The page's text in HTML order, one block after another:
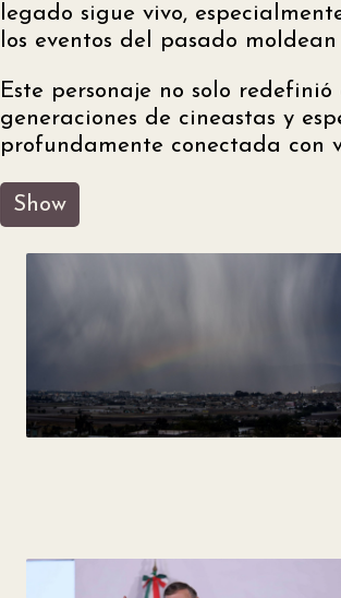
legado sigue vivo,
los eventos del pasado
Este personaje no solo
generaciones de cineastas y
profundamente conectada con
Show